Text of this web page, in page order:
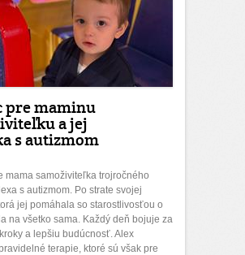
pre maminu
a jej
s autizmom
mama samoživiteľka trojročného
s autizmom. Po strate svojej
jej pomáhala so starostlivosťou o
na všetko sama. Každý deň bojuje za
a lepšiu budúcnosť. Alex
terapie, ktoré sú však pre